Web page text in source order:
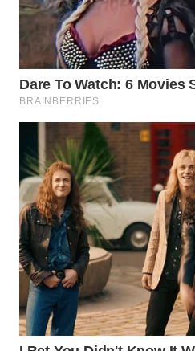
WN
LABUHANBATU
WN
TAPANULI
TENGAH
WN DELI
SERDANG
WN
TEBING
TINGGI
WN
PAKPAK